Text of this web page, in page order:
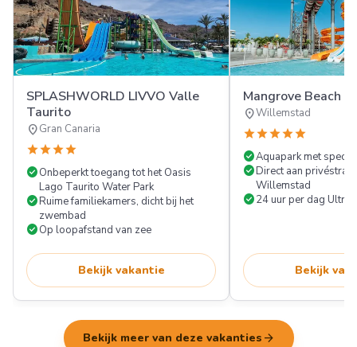
SPLASHWORLD LIVVO Valle
Taurito
location_onGran Canaria
starstarstarstar
check_circleOnbeperkt toegang tot het Oasis
Lago Taurito Water Park
check_circleRuime familiekamers, dicht bij het
zwembad
check_circleOp loopafstand van zee
Bekijk vakantie
Mangrove Beach
location_onWillemstad
starstarstarstarstar
check_circleAquapark met
check_circleDirect aan
Willemstad
check_circle24 uur per dag Ultra
Bekijk
Bekijk meer van deze vakanties arrow_forward